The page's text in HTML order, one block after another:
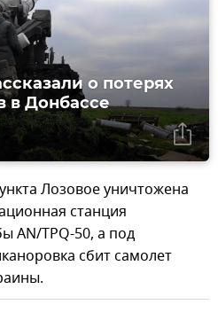
о потерях
в Донбассе
Лозовое уничтожена
станция
AN/TPQ-50, а под
сбит самолет